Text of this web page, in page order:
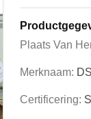
Plaats Van
Merknaam:
Certificering: